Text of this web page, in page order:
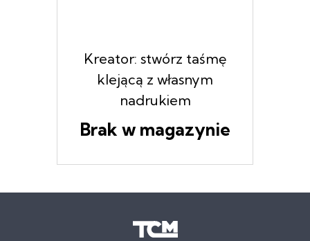
Kreator: stwórz taśmę
klejącą z własnym
nadrukiem
Brak w magazynie